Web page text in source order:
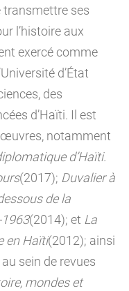
transmettre ses
l’histoire aux
exercé comme
d’État
des
d’Haïti. Il est
œuvres, notamment
d’Haïti.
(2017); Duvalier à
de la
(2014); et La
en Haïti(2012); ainsi
sein de revues
mondes et